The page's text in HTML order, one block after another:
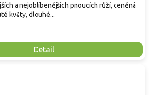
Detail
a nejoblíbenějších pnoucích růží, ceněná
květy, dlouhé...